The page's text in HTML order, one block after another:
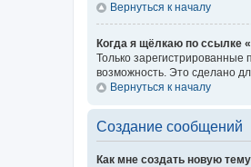
Вернуться к началу
Когда я щёлкаю по ссылке
Только
возможность. Это сделано
Вернуться к началу
Создание сообщений
Как мне создать новую